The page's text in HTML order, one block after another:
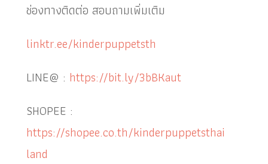
ช่องทางติดต่อ สอบถามเพิ่มเติม
linktr.ee/kinderpuppetsth
LINE@ : https://bit.ly/3bBKaut
SHOPEE :
https://shopee.co.th/kinderpuppetsthai
land